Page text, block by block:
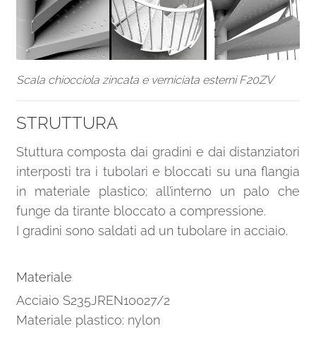
Scala chiocciola zincata e verniciata esterni F20ZV
STRUTTURA
Stuttura composta dai gradini e dai distanziatori
interposti tra i tubolari e bloccati su una flangia
in materiale plastico; all’interno un palo che
funge da tirante bloccato a compressione.
I gradini sono saldati ad un tubolare in acciaio.
Materiale
Acciaio S235JREN10027/2
Materiale plastico: nylon